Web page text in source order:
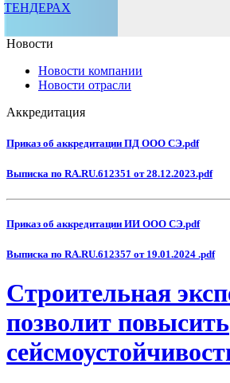
ТЕНДЕРАХ
Новости
Новости компании
Новости отрасли
Аккредитация
Приказ об аккредитации ПД ООО СЭ.pdf
Выписка по RA.RU.612351 от 28.12.2023.pdf
Приказ об аккредитации ИИ ООО СЭ.pdf
Выписка по RA.RU.612357 от 19.01.2024 .pdf
Строительная
позволит повысить